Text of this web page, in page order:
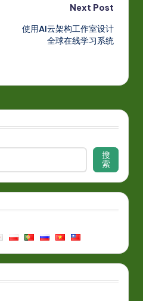
Next Post
使用AI云架构工作室设计
全球在线学习系统
搜
索